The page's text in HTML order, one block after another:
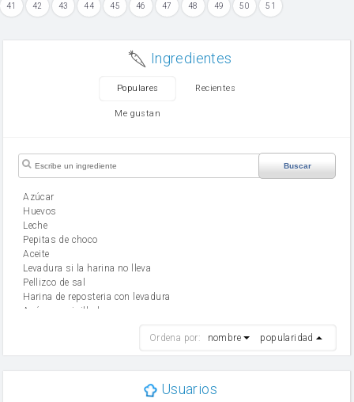
41 42 43 44 45 46 47 48 49 50 51
Ingredientes
Populares Recientes
Me gustan
Buscar
Azúcar
huevos
leche
Pepitas de choco
aceite
Levadura si la harina no lleva
Pellizco de sal
Harina de reposteria con levadura
Azúcar avainillado
mantequilla
Ordena por: nombre popularidad
Usuarios